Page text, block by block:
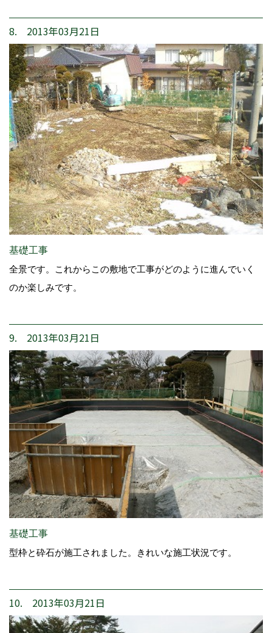
8. 2013年03月21日
基礎工事
全景です。これからこの敷地で工事がどのように進んでいく
のか楽しみです。
9. 2013年03月21日
基礎工事
型枠と砕石が施工されました。きれいな施工状況です。
10. 2013年03月21日